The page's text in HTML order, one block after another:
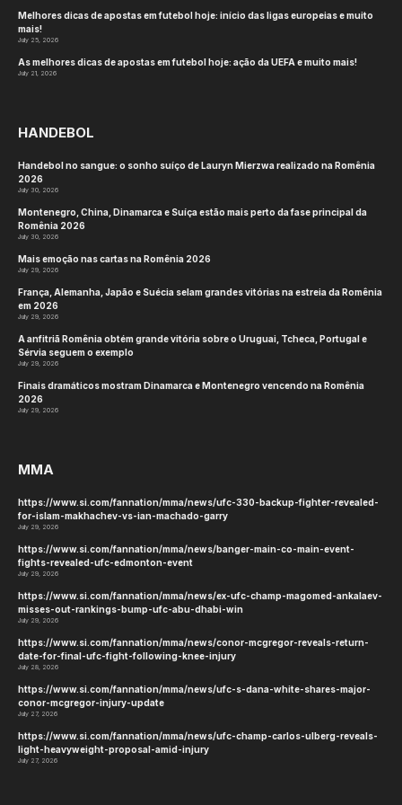
Melhores dicas de apostas em futebol hoje: início das ligas europeias e muito
mais!
July 25, 2026
As melhores dicas de apostas em futebol hoje: ação da UEFA e muito mais!
July 21, 2026
HANDEBOL
Handebol no sangue: o sonho suíço de Lauryn Mierzwa realizado na Romênia
2026
July 30, 2026
Montenegro, China, Dinamarca e Suíça estão mais perto da fase principal da
Romênia 2026
July 30, 2026
Mais emoção nas cartas na Romênia 2026
July 29, 2026
França, Alemanha, Japão e Suécia selam grandes vitórias na estreia da Romênia
em 2026
July 29, 2026
A anfitriã Romênia obtém grande vitória sobre o Uruguai, Tcheca, Portugal e
Sérvia seguem o exemplo
July 29, 2026
Finais dramáticos mostram Dinamarca e Montenegro vencendo na Romênia
2026
July 29, 2026
MMA
https://www.si.com/fannation/mma/news/ufc-330-backup-fighter-revealed-
for-islam-makhachev-vs-ian-machado-garry
July 29, 2026
https://www.si.com/fannation/mma/news/banger-main-co-main-event-
fights-revealed-ufc-edmonton-event
July 29, 2026
https://www.si.com/fannation/mma/news/ex-ufc-champ-magomed-ankalaev-
misses-out-rankings-bump-ufc-abu-dhabi-win
July 29, 2026
https://www.si.com/fannation/mma/news/conor-mcgregor-reveals-return-
date-for-final-ufc-fight-following-knee-injury
July 28, 2026
https://www.si.com/fannation/mma/news/ufc-s-dana-white-shares-major-
conor-mcgregor-injury-update
July 27, 2026
https://www.si.com/fannation/mma/news/ufc-champ-carlos-ulberg-reveals-
light-heavyweight-proposal-amid-injury
July 27, 2026